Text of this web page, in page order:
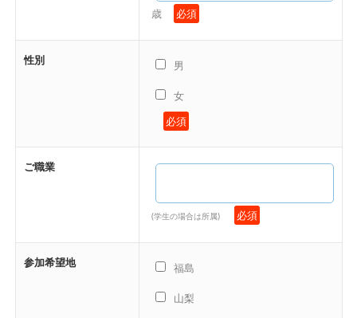
歳 必須
性別 男
女
必須
ご職業
(学生の場合は所属) 必須
参加希望地 福島
山梨